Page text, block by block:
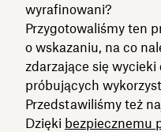
wyrafinowani?
Przygotowaliśmy ten
o wskazaniu, na co
zdarzające się
próbujących
Przedstawiliśmy też
Dzięki bezpiecznemu